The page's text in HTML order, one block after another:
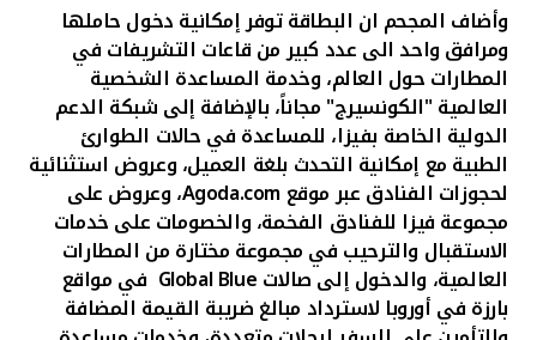
وأضاف المجحم ان البطاقة توفر إمكانيةدخول حاملها
ومرافق واحد الى عدد كبير من قاعات التشريفات في
المطارات حول العالم، وخدمة المساعدة الشخصية
العالمية "الكونسيرج" مجاناً، بالإضافة إلى شبكة الدعم
الدولية الخاصة بفيزا، للمساعدة في حالات الطوارئ
الطبية مع إمكانية التحدث بلغة العميل، وعروض استثنائية
لحجوزات الفنادق عبر موقعAgoda.com، وعروض على
مجموعة فيزا للفنادق الفخمة، والخصومات على خدمات
الاستقبال والترحيب في مجموعة مختارة من المطارات
العالمية، والدخول إلى صالاتGlobal Blue في مواقع
بارزة في أوروبا لاسترداد مبالغ ضريبة القيمة المضافة